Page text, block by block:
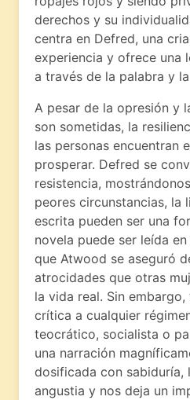
derechos y su
centra en Defred, una
experiencia y ofrece una
a través de la palabra y
A pesar de la opresión y
son sometidas, la
las personas encuentran
prosperar. Defred se
resistencia,
peores circunstancias, la
escrita pueden ser una
novela puede ser leída
que Atwood se aseguró
atrocidades que otras
la vida real. Sin embargo,
crítica a cualquier
teocrático, socialista o
una narración
dosificada con sabiduría,
angustia y nos deja un